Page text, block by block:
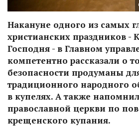
Накануне одного из самых
христианских праздников -
Господня - в Главном
компетентно рассказали о
безопасности продуманы
традиционного народного
в купелях. А также
православной церкви по
крещенского купания.